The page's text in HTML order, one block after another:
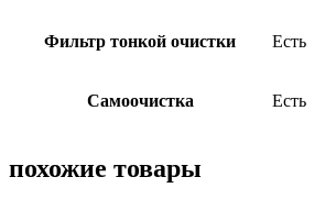
Фильтр тонкой очистки Есть
Самоочистка Есть
похожие товары